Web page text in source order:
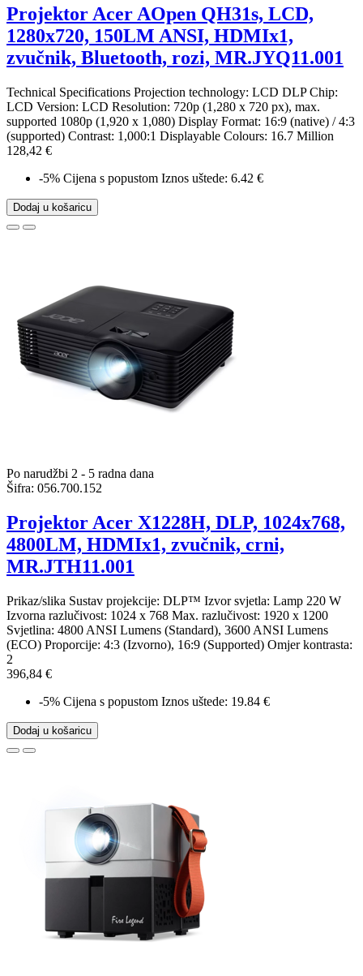
Projektor Acer AOpen QH31s, LCD,
1280x720, 150LM ANSI, HDMIx1,
zvučnik, Bluetooth, rozi, MR.JYQ11.001
Technical Specifications Projection technology: LCD DLP Chip:
LCD Version: LCD Resolution: 720p (1,280 x 720 px), max.
supported 1080p (1,920 x 1,080) Display Format: 16:9 (native) / 4:3
(supported) Contrast: 1,000:1 Displayable Colours: 16.7 Million
128,42 €
-5% Cijena s popustom Iznos uštede: 6.42 €
Dodaj u košaricu
Po narudžbi 2 - 5 radna dana
Šifra: 056.700.152
Projektor Acer X1228H, DLP, 1024x768,
4800LM, HDMIx1, zvučnik, crni,
MR.JTH11.001
Prikaz/slika Sustav projekcije: DLP™ Izvor svjetla: Lamp 220 W
Izvorna razlučivost: 1024 x 768 Max. razlučivost: 1920 x 1200
Svjetlina: 4800 ANSI Lumens (Standard), 3600 ANSI Lumens
(ECO) Proporcije: 4:3 (Izvorno), 16:9 (Supported) Omjer kontrasta:
2
396,84 €
-5% Cijena s popustom Iznos uštede: 19.84 €
Dodaj u košaricu